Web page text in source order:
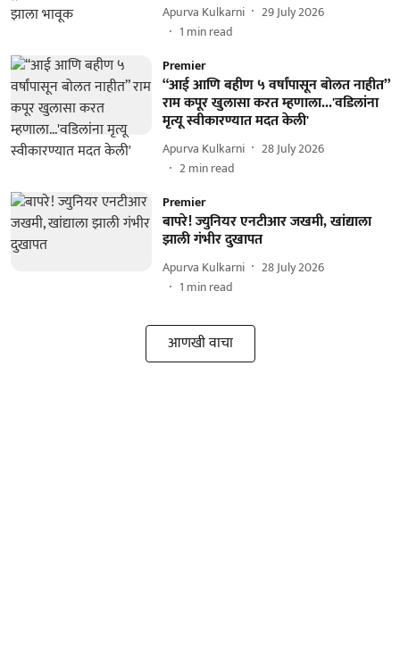
Apurva Kulkarni
29 July 2026
1 min read
Premier
“आई आणि बहीण ५ वर्षांपासून बोलत नाहीत”
राम कपूर खुलासा करत म्हणाला...'वडिलांना
मृत्यू स्वीकारण्यात मदत केली'
Apurva Kulkarni
28 July 2026
2min read
Premier
बापरे! ज्युनियर एनटीआर जखमी, खांद्याला
झाली गंभीर दुखापत
Apurva Kulkarni
28 July 2026
1 min read
आणखी वाचा